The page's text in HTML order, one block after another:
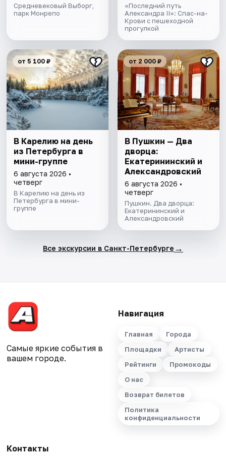
Средневековый Выборг,
парк Монрепо
«Последний путь
Александра II»: Спас-на-
Крови с пешеходной
прогулкой
от 5 100 ₽
В Карелию на день
из Петербурга в
мини-группе
6 августа 2026 •
четверг
В Карелию на день из
Петербурга в мини-
группе
от 2 000 ₽
В Пушкин — Два
дворца:
Екатерининский и
Александровский
6 августа 2026 •
четверг
Пушкин. Два дворца:
Екатерининский и
Александровский
Все экскурсии в Санкт-Петербурге →
Самые яркие события в
вашем городе.
Навигация
Главная
Города
Площадки
Артисты
Рейтинги
Промокоды
О нас
Возврат билетов
Политика
конфиденциальности
Контакты